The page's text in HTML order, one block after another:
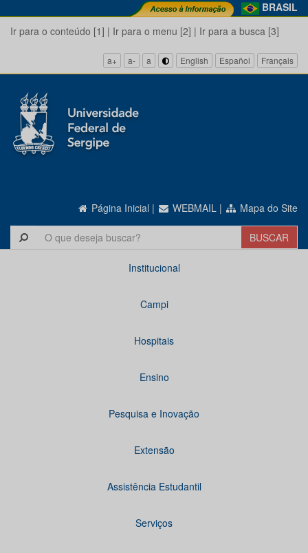
BRASIL
Ir para o conteúdo [1] | Ir para o menu [2] | Ir para a busca [3]
a+ a- a English Español Français
Página Inicial | WEBMAIL | Mapa do Site
Institucional
Campi
Hospitais
Ensino
Pesquisa e Inovação
Extensão
Assistência Estudantil
Serviços